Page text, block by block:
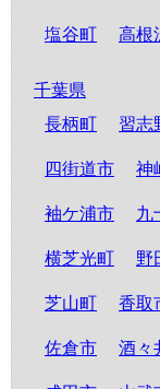
塩谷町 高根
千葉県
長柄町
習志
四街道市 神
袖ケ浦市 九
横芝光町 野
芝山町 香取
佐倉市 酒々